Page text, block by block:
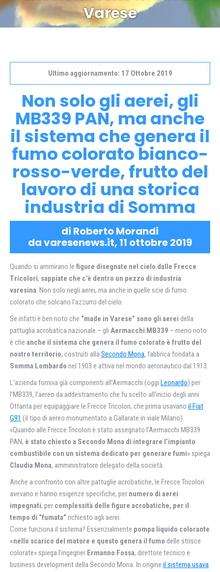
Varese
Ultimo aggiornamento: 17 Ottobre 2019
Non solo gli aerei, gli
MB339 PAN, ma anche
il sistema che genera il
fumo colorato bianco-
rosso-verde, frutto del
lavoro di una storica
industria di Somma
di Roberto Morandi
da varesenews.it, 11 ottobre 2019
Quando si ammirano le figure disegnate nel cielo dalle Frecce
Tricolori, sappiate che c’è dentro un pezzo di industria
varesina. Non solo negli aerei, ma anche in quelle scie di fumo
colorato che solcano l’azzurro del cielo.
Se infatti è ben noto che “made in Varese” sono gli aerei della
pattuglia acrobatica nazionale – gli Aermacchi MB339 – meno noto
è che anche il sistema che genera il fumo colorato è frutto del
nostro territorio, costruiti alla Secondo Mona, fabbrica fondata a
Somma Lombardo nel 1903 e attiva nel mondo aeronautico dal 1913.
L’azienda forniva già componenti all’Aermacchi (oggi Leonardo) per
l’MB339, l’aereo da addestramento che fu scelto all’inizio degli anni
Ottanta per equipaggiare le Frecce Tricolori, che prima usavano il Fiat
G91 (il tipo di aereo monumentato a Gallarate in viale Milano).
«Quando alle Frecce Tricolori è stato assegnato l’Aermacchi MB339
PAN, è stato chiesto a Secondo Mona di integrare l’impianto
combustibile con un sistema dedicato per generare fumi» spiega
Claudia Mona, amministratore delegato della società.
Anche a confronto con altre pattuglie acrobatiche, le Frecce Tricolori
avevano e hanno esigenze specifiche, per numero di aerei
impegnati, per complessità delle figure acrobatiche, per il
tempo di “fumata” richiesto agli aerei.
Come funziona il sistema? Essenzialmente pompa liquido colorante
«nello scarico del motore e questo genera il fumo delle strisce
colorate» spiega l’ingegner Ermanno Fossa, direttore tecnico e
business development della Secondo Mona. In origine il sistema usava